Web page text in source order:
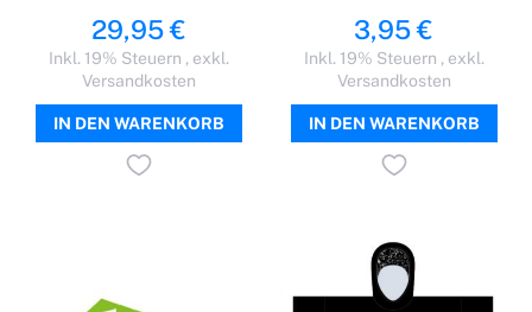
29,95 €
Inkl. 19% Steuern , exkl.
Versandkosten
IN DEN WARENKORB
3,95 €
Inkl. 19% Steuern , exkl.
Versandkosten
IN DEN WARENKORB